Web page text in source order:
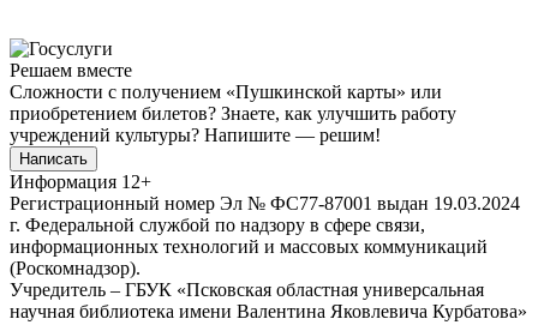
Решаем вместе
Сложности с получением «Пушкинской карты» или
приобретением билетов? Знаете, как улучшить работу
учреждений культуры? Напишите — решим!
Написать
Информация 12+
Регистрационный номер Эл № ФС77-87001 выдан 19.03.2024
г. Федеральной службой по надзору в сфере связи,
информационных технологий и массовых коммуникаций
(Роскомнадзор).
Учредитель – ГБУК «Псковская областная универсальная
научная библиотека имени Валентина Яковлевича Курбатова»